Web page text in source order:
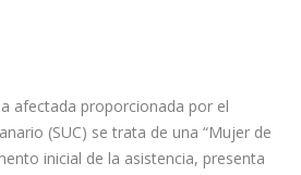
afectada proporcionada por el
(SUC) se trata de una “Mujer de
inicial de la asistencia, presenta